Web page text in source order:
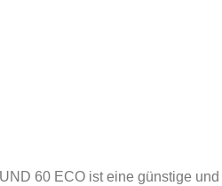
60 ECO ist eine günstige